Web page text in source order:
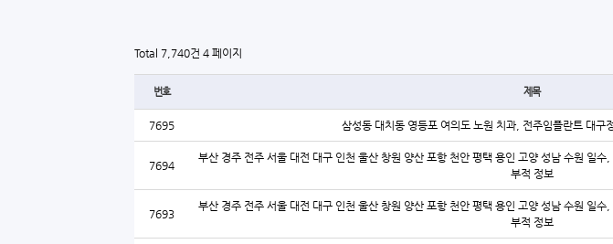
Total 7,740건 4 페이지
번호 제목
7695 삼성동 대치동 영등포 여의도 노원 치과, 전주임플란트 대구
7694
부산 경주 전주 서울 대전 대구 인천 울산 창원 양산 포항 천안 평택 용인 고양 성남 수원 일
부적 정보
7693
부산 경주 전주 서울 대전 대구 인천 울산 창원 양산 포항 천안 평택 용인 고양 성남 수원 일
부적 정보